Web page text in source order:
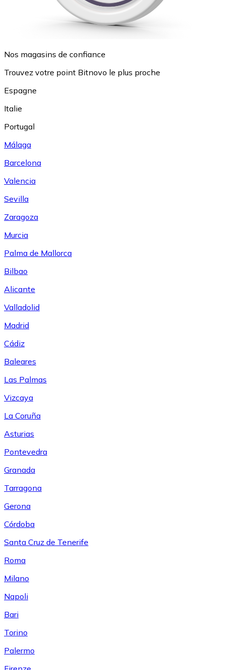
Nos magasins de confiance
Trouvez votre point Bitnovo le plus proche
Espagne
Italie
Portugal
Málaga
Barcelona
Valencia
Sevilla
Zaragoza
Murcia
Palma de Mallorca
Bilbao
Alicante
Valladolid
Madrid
Cádiz
Baleares
Las Palmas
Vizcaya
La Coruña
Asturias
Pontevedra
Granada
Tarragona
Gerona
Córdoba
Santa Cruz de Tenerife
Roma
Milano
Napoli
Bari
Torino
Palermo